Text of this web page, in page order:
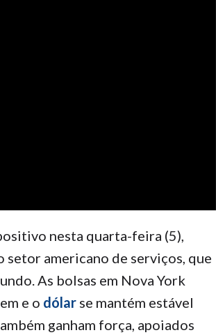
nesta quarta-feira (5),
setor americano de serviços, que
As bolsas em Nova York
e o dólarse mantém estável
ganham força, apoiados